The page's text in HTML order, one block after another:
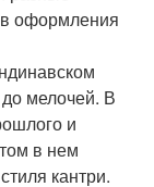
оформления
мелочей. В
и
в нем
кантри.